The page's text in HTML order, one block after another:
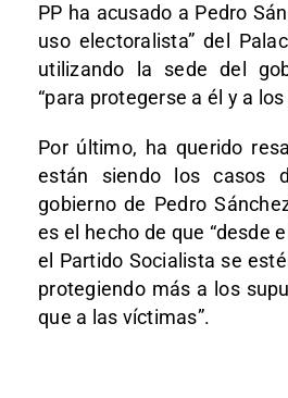
PP ha acusado a Pedro
uso electoralista” del
utilizando la sede del
“para protegerse a él y a los
Por último, ha querido
están siendo los casos
gobierno de Pedro
es el hecho de que “desde
el Partido Socialista se
protegiendo más a los
que a las víctimas”.